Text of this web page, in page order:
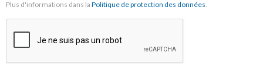
Plus d'informations dans la Politique de protection des données.